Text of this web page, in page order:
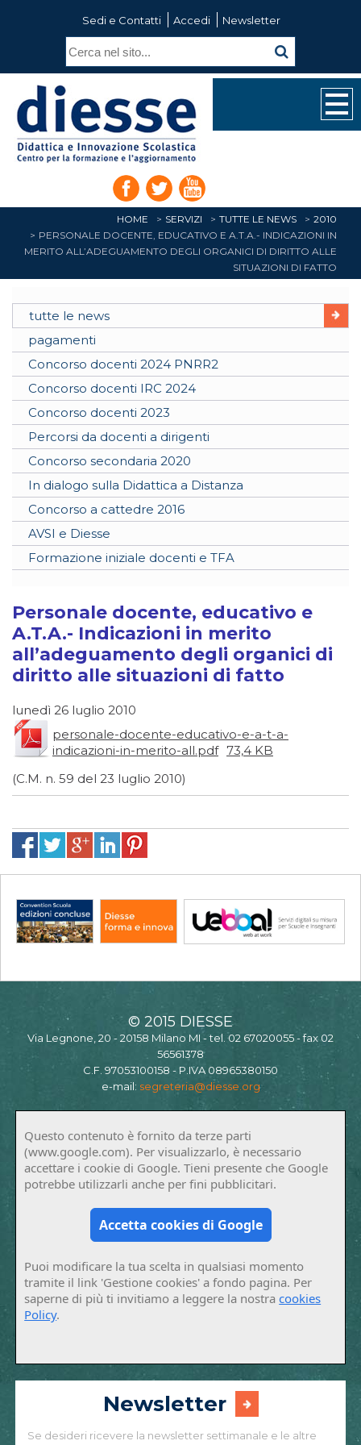
Sedi e Contatti Accedi Newsletter
HOME SERVIZI TUTTE LE NEWS
2010
PERSONALE DOCENTE, EDUCATIVO E A.T.A.- INDICAZIONI IN
MERITO ALL’ADEGUAMENTO DEGLI ORGANICI DI DIRITTO ALLE
SITUAZIONI DI FATTO
tutte le news
pagamenti
Concorso docenti 2024 PNRR2
Concorso docenti IRC 2024
Concorso docenti 2023
Percorsi da docenti a dirigenti
Concorso secondaria 2020
In dialogo sulla Didattica a Distanza
Concorso a cattedre 2016
AVSI e Diesse
Formazione iniziale docenti e TFA
Personale docente, educativo e
A.T.A.- Indicazioni in merito
all’adeguamento degli organici di
diritto alle situazioni di fatto
lunedì 26 luglio 2010
personale-docente-educativo-e-a-t-a-
indicazioni-in-merito-all.pdf 73,4 KB
(C.M. n. 59 del 23 luglio 2010)
© 2015 DIESSE
Via Legnone, 20 - 20158 Milano MI - tel. 02 67020055 - fax 02
56561378
C.F. 97053100158 - P.IVA 08965380150
e-mail: segreteria@diesse.org
Questo contenuto è fornito da terze parti
(www.google.com). Per visualizzarlo, è necessario
accettare i cookie di Google. Tieni presente che Google
potrebbe utilizzarli anche per fini pubblicitari.
Accetta cookies di Google
Puoi modificare la tua scelta in qualsiasi momento
tramite il link 'Gestione cookies' a fondo pagina. Per
saperne di più ti invitiamo a leggere la nostracookies
Policy.
Newsletter
Se desideri ricevere la newsletter settimanale e le altre